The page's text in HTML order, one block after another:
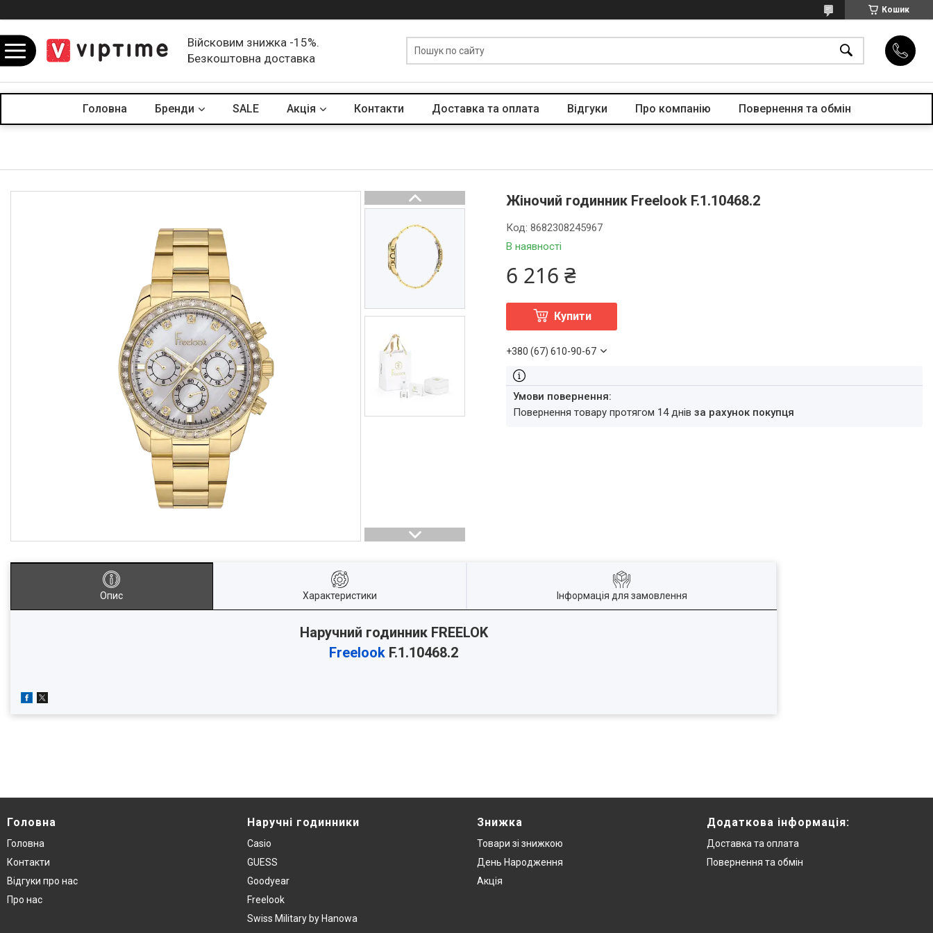
Кошик
Війсковим знижка -15%.
Безкоштовна доставка
Головна Бренди SALE Акцiя Контакти Доставка та оплата Вiдгуки Про компанiю Повернення та обмін
Жіночий годинник Freelook F.1.10468.2
В наявності
Код:8682308245967
6 216 ₴
Купити
+380 (67) 610-90-67
повернення товару протягом 14 днівза рахунок покупця
Опис Характеристики Інформація для замовлення
Наручний годинник FREELOK
Freelook F.1.10468.2
Головна
Головна
Контакти
Вiдгуки про нас
Про нас
Наручнi годинники
Casio
GUESS
Goodyear
Freelook
Swiss Military by Hanowa
Знижка
Товари зi знижкою
День Народження
Акція
Додаткова інформацiя:
Доставка та оплата
Повернення та обмiн